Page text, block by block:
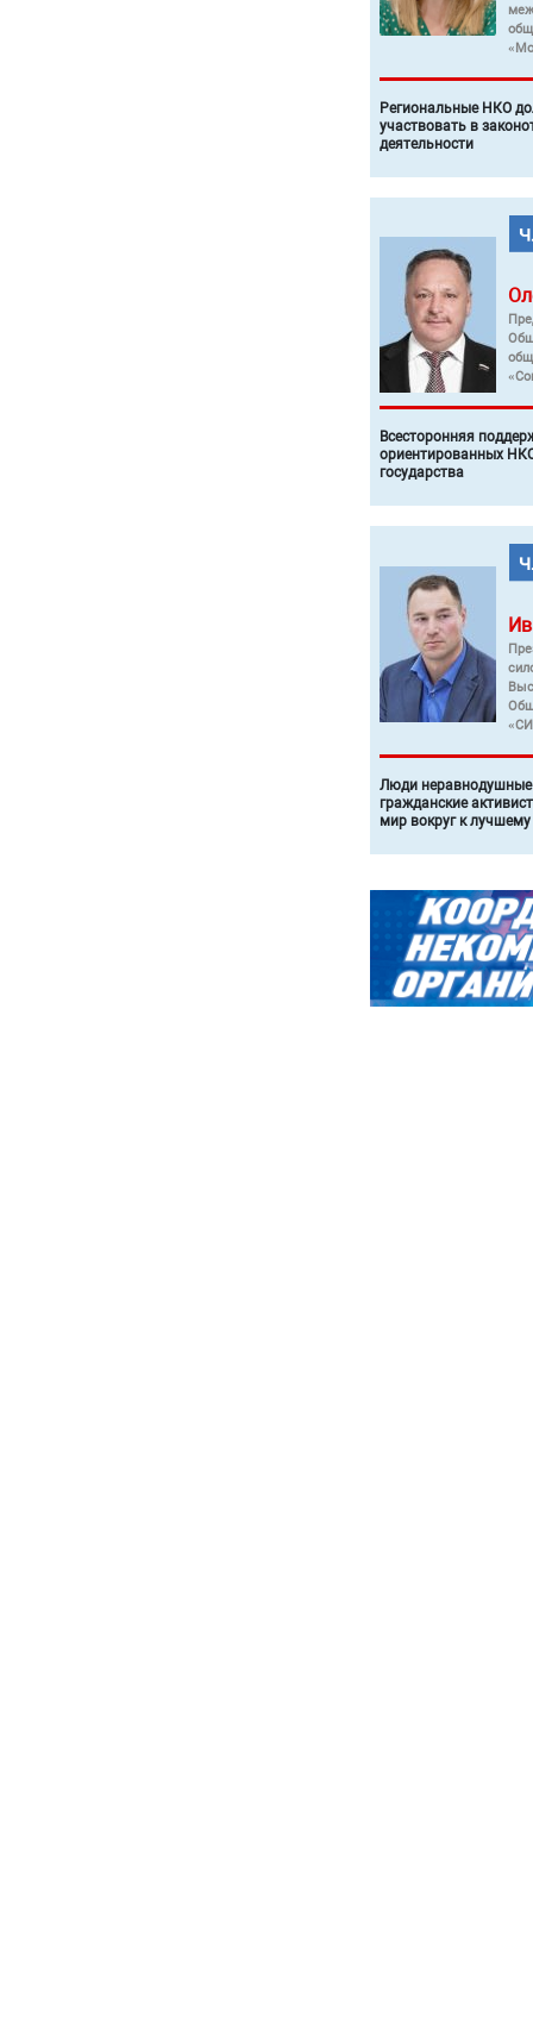
Региональные НКО
участвовать в
деятельности
Всесторонняя
ориентированных
государства
Люди неравнодушные
гражданские
мир вокруг к лучшему